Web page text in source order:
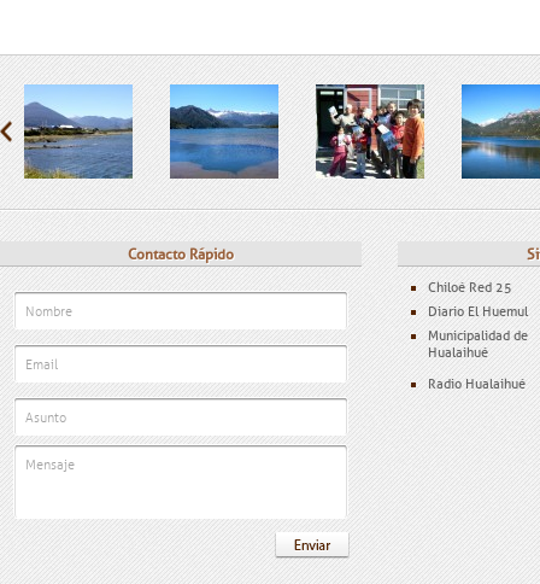
Contacto Rápido
Chiloé Red 25
Diario El Huemul
Municipalidad de
Hualaihué
Radio Hualaihué